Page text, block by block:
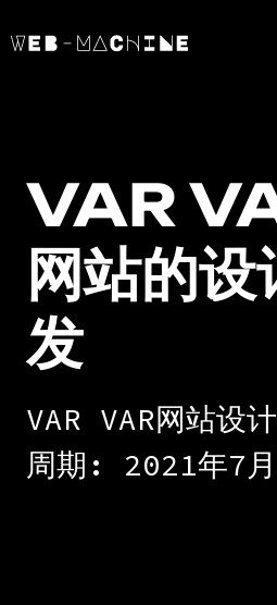
VAR
网站的设
发
VAR VAR网站设
周期: 2021年7月